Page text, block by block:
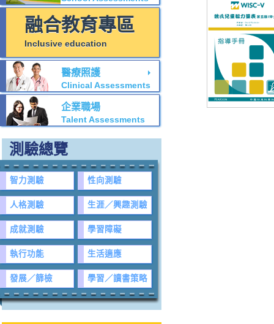
融合教育專區
Inclusive education
醫療照護
Clinical Assessments
企業職場
Talent Assessments
測驗總覽
智力測驗 性向測驗
人格測驗 生涯／興趣測驗
成就測驗 學習障礙
執行功能 生活適應
發展／篩檢 學習／讀書策略